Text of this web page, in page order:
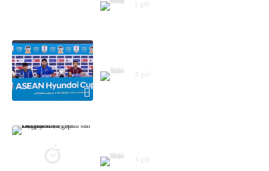
5 giờ
6 giờ
6 giờ